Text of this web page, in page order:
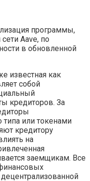
программы,
Aave, по
в обновленной
известная как
собой
кредиторов. За
типа или токенами
кредитору
на
заемщикам. Все